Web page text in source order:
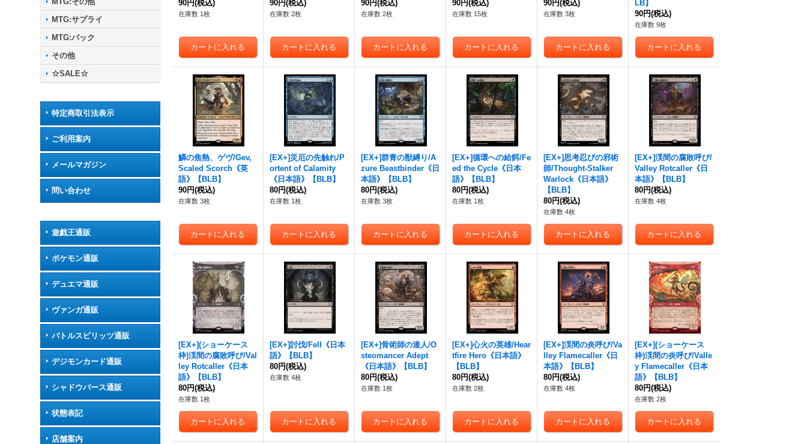
MTG:サプライ
MTG:パック
その他
☆SALE☆
特定商取引法表示
ご利用案内
メールマガジン
問い合わせ
遊戯王通販
ポケモン通販
デュエマ通販
ヴァンガ通販
バトルスピリッツ通販
デジモンカード通販
シャドウバース通販
状態表記
店舗案内
90円(税込)
在庫数 1枚
90円(税込)
在庫数 2枚
90円(税込)
在庫数 2枚
90円(税込)
在庫数 15枚
90円(税込)
在庫数 3枚
LB】
90円(税込)
在庫数 9枚
鱗の焦熱、ゲヴ/Gev,
Scaled Scorch《英
語》【BLB】
90円(税込)
在庫数 3枚
[EX+]災厄の先触れ/P
ortent of Calamity
《日本語》【BLB】
80円(税込)
在庫数 1枚
[EX+]群青の獣縛り/A
zure Beastbinder《日
本語》【BLB】
80円(税込)
在庫数 3枚
[EX+]循環への給餌/Fe
ed the Cycle《日本
語》【BLB】
80円(税込)
在庫数 1枚
[EX+]思考忍びの邪術
師/Thought-Stalker
Warlock《日本語》
【BLB】
80円(税込)
在庫数 4枚
[EX+]渓間の腐敗呼び/
Valley Rotcaller《日
本語》【BLB】
80円(税込)
在庫数 4枚
[EX+](ショーケース
枠)渓間の腐敗呼び/Val
ley Rotcaller《日本
語》【BLB】
80円(税込)
在庫数 1枚
[EX+]討伐/Fell《日本
語》【BLB】
80円(税込)
在庫数 4枚
[EX+]骨術師の達人/O
steomancer Adept
《日本語》【BLB】
80円(税込)
在庫数 1枚
[EX+]心火の英雄/Hear
tfire Hero《日本語》
【BLB】
80円(税込)
在庫数 2枚
[EX+]渓間の炎呼び/Va
lley Flamecaller《日
本語》【BLB】
80円(税込)
在庫数 4枚
[EX+](ショーケース
枠)渓間の炎呼び/Valle
y Flamecaller《日本
語》【BLB】
80円(税込)
在庫数 2枚